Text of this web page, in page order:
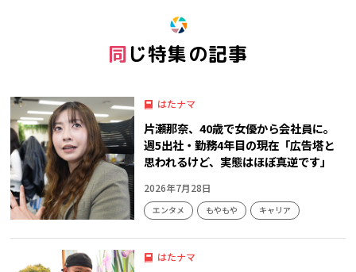
同じ特集の記事
はたナマ
片瀬那奈、40歳で女優から会社員に。
週5出社・勤務4年目の現在「広告塔と
思われるけど、実態はほぼ真逆です」
2026年7月28日
エンタメ もやもや キャリア
はたナマ